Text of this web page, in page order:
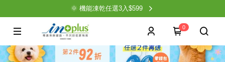
🌞 機能凍乾任選3入$599
0